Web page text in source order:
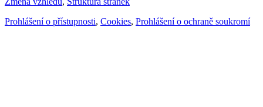
Prohlášení o přístupnosti, Cookies, Prohlášení o ochraně soukromí